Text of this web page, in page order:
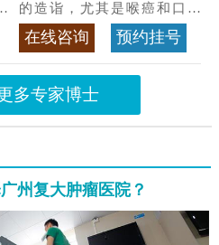
的造诣，尤其是喉癌和口腔
癌，迄今仍是广东喉癌单病种
首席专家 >>查看专家详情
在线咨询 预约挂号
多专家博士
州复大肿瘤医院？